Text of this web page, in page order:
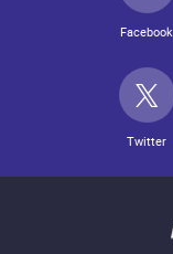
Facebook
Twitter